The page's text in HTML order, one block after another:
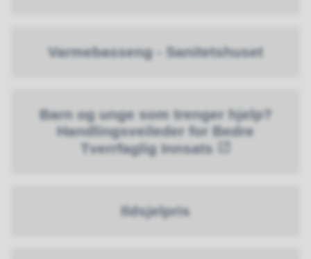
Varmebasseng - Sanitetshuset
Barn og unge som trenger hjelp?
Handlingsveileder for Bedre
Tverrfaglig Innsats
Ildsjelpris